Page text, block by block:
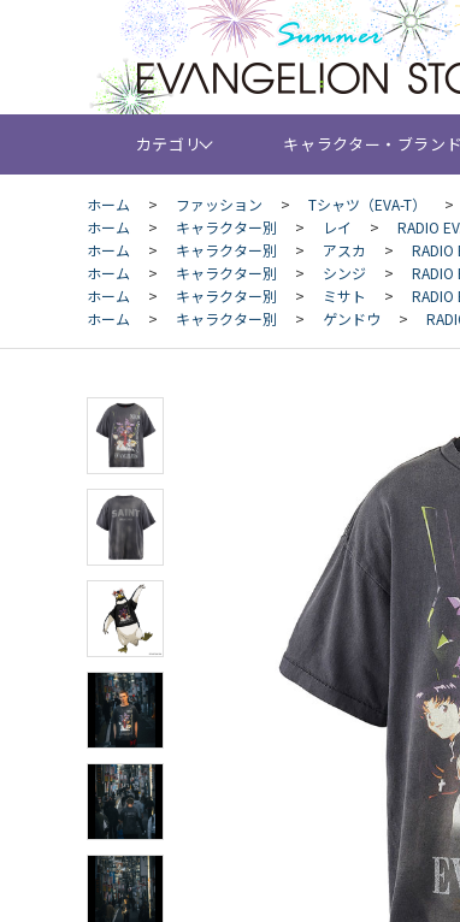
カテゴリ キャラクター・ブラン
ホーム > ファッション > Tシャツ（EVA-T） >
ホーム
> キャラクター別 > レイ >
RADIO
ホーム
> キャラクター別 > アスカ >
RADIO
ホーム
> キャラクター別 > シンジ >
RADIO
ホーム
> キャラクター別 > ミサト >
RADIO
ホーム
> キャラクター別 > ゲンドウ >